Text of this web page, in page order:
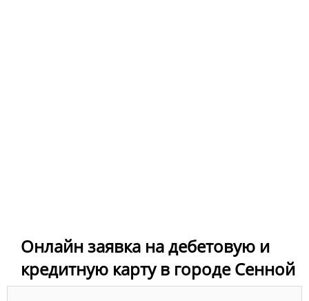
Онлайн заявка на дебетовую и
кредитную карту в городе Сенной